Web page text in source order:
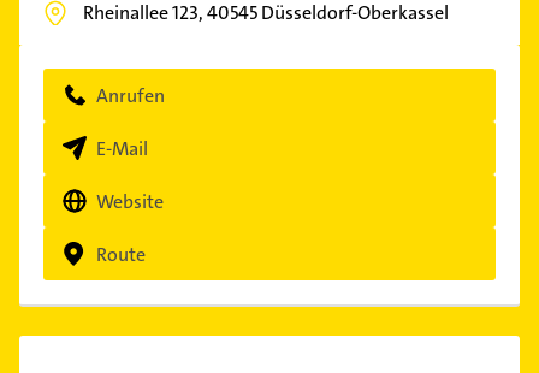
Rheinallee 123,40545Düsseldorf-Oberkassel
Anrufen
E-Mail
Website
Route